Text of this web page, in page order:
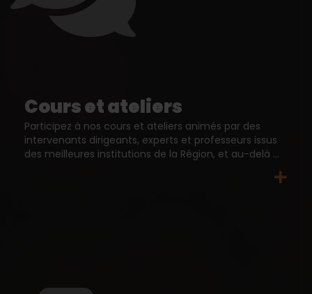
Cours et ateliers
Participez à nos cours et ateliers animés par des
intervenants dirigeants, experts et professeurs issus
des meilleures institutions de la Région, et au-delà ...